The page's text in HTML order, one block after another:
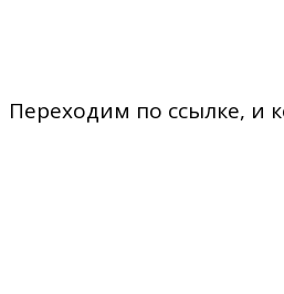
Переходим по ссылке, и